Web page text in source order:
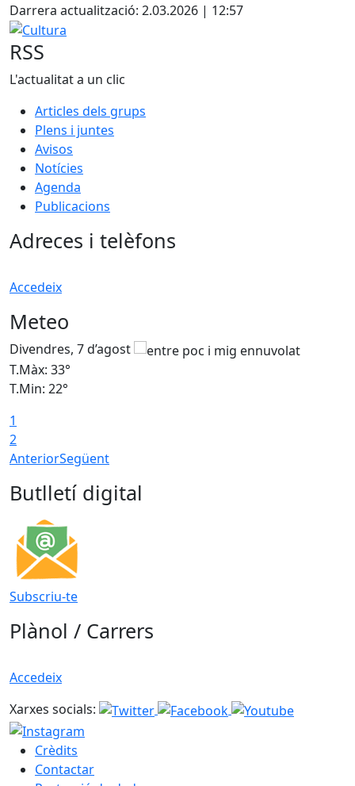
Darrera actualització: 2.03.2026 | 12:57
Cultura
RSS
L'actualitat a un clic
Articles dels grups
Plens i juntes
Avisos
Notícies
Agenda
Publicacions
Adreces i telèfons
Accedeix
Meteo
Divendres, 7 d’agost
T.Màx: 33°
T.Min: 22°
1
2
AnteriorSegüent
Butlletí digital
Subscriu-te
Plànol / Carrers
Accedeix
Xarxes socials:
Crèdits
Contactar